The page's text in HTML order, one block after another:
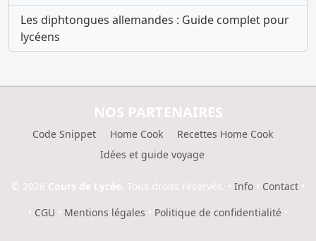
Les diphtongues allemandes : Guide complet pour
lycéens
NOS PARTENAIRES
Code Snippet Home Cook
Recettes Home Cook
Idées et guide voyage
© 2026 Cours de Lycée. Tous droits réservés. • Info • Contact •
• CGU • Mentions légales • Politique de confidentialité •